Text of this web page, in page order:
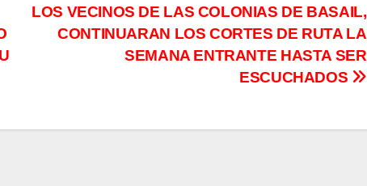
LOS VECINOS DE LAS COLONIAS DE BASAIL,
CONTINUARAN LOS CORTES DE RUTA LA
SEMANA ENTRANTE HASTA SER
ESCUCHADOS